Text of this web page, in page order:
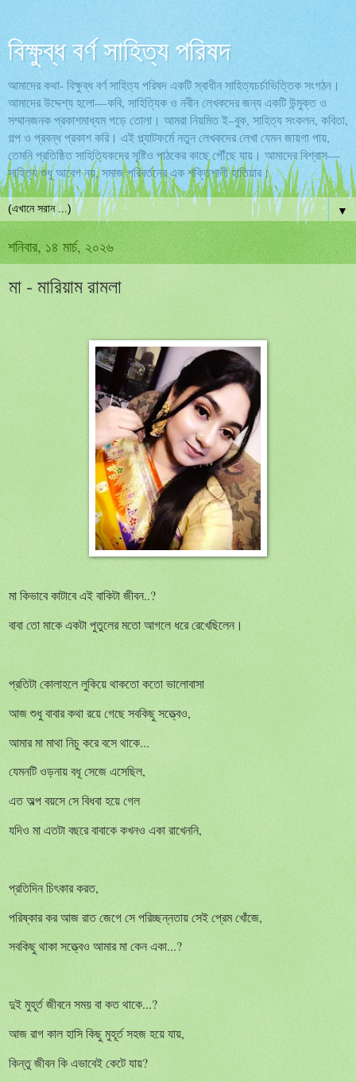
বিক্ষুব্ধ বর্ণ সাহিত্য পরিষদ
আমাদের কথা- বিক্ষুব্ধ বর্ণ সাহিত্য পরিষদ একটি স্বাধীন সাহিত্যচর্চাভিত্তিক সংগঠন।
আমাদের উদ্দেশ্য হলো—কবি, সাহিত্যিক ও নবীন লেখকদের জন্য একটি উন্মুক্ত ও
সম্মানজনক প্রকাশমাধ্যম গড়ে তোলা। আমরা নিয়মিত ই–বুক, সাহিত্য সংকলন, কবিতা,
গল্প ও প্রবন্ধ প্রকাশ করি। এই প্ল্যাটফর্মে নতুন লেখকদের লেখা যেমন জায়গা পায়,
তেমনি প্রতিষ্ঠিত সাহিত্যিকদের সৃষ্টিও পাঠকের কাছে পৌঁছে যায়। আমাদের বিশ্বাস—
সাহিত্য শুধু আবেগ নয়, সমাজ পরিবর্তনের এক শক্তিশালী হাতিয়ার।
▼
শনিবার, ১৪ মার্চ, ২০২৬
মা - মারিয়াম রামলা
মা কিভাবে কাটাবে এই বাকিটা জীবন..?
বাবা তো মাকে একটা পুতুলের মতো আগলে ধরে রেখেছিলেন।
প্রতিটা কোলাহলে লুকিয়ে থাকতো কতো ভালোবাসা
আজ শুধু বাবার কথা রয়ে গেছে সবকিছু সত্ত্বেও,
আমার মা মাথা নিচু করে বসে থাকে...
যেমনটি ওড়নায় বধূ সেজে এসেছিল,
এত অল্প বয়সে সে বিধবা হয়ে গেল
যদিও মা এতটা বছরে বাবাকে কখনও একা রাখেননি,
প্রতিদিন চিৎকার করত,
পরিষ্কার কর আজ রাত জেগে সে পরিচ্ছন্নতায় সেই প্রেম খোঁজে,
সবকিছু থাকা সত্ত্বেও আমার মা কেন একা...?
দুই মুহূর্ত জীবনে সময় বা কত থাকে...?
আজ রাগ কাল হাসি কিছু মুহূর্ত সহজ হয়ে যায়,
কিন্তু জীবন কি এভাবেই কেটে যায়?